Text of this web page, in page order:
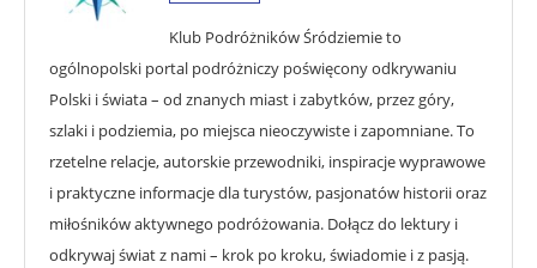
Klub Podróżników Śródziemie to
ogólnopolski portal podróżniczy poświęcony odkrywaniu
Polski i świata – od znanych miast i zabytków, przez góry,
szlaki i podziemia, po miejsca nieoczywiste i zapomniane. To
rzetelne relacje, autorskie przewodniki, inspiracje wyprawowe
i praktyczne informacje dla turystów, pasjonatów historii oraz
miłośników aktywnego podróżowania. Dołącz do lektury i
odkrywaj świat z nami – krok po kroku, świadomie i z pasją.